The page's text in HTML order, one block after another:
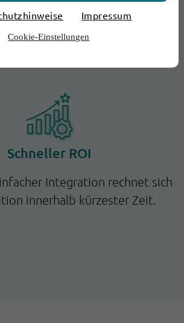
Impressum
Cookie-Einstellungen
hat bei unserem
Sicherheitstechnologie.
Schneller ROI
Integration rechnet sich
innerhalb kürzester Zeit.